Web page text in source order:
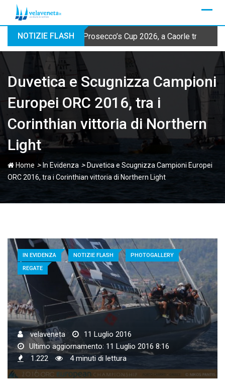
NOTIZIE FLASH Prosecco’s Cup 2026, a Caorle tre
Duvetica e Scugnizza Campioni
Europei ORC 2016, tra i
Corinthian vittoria di Northern
Light
Home > In Evidenza > Duvetica e Scugnizza Campioni Europei
ORC 2016, tra i Corinthian vittoria di Northern Light
IN EVIDENZA NOTIZIE FLASH
PHOTOGALLERY
REGATE
velaveneta
11 Luglio 2016
Ultimo aggiornamento: 11 Luglio 2016 8:16
1.222
4 minuti di lettura